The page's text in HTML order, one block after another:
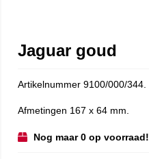
Jaguar goud
Artikelnummer 9100/000/344.
Afmetingen 167 x 64 mm.
Nog maar 0 op voorraad!